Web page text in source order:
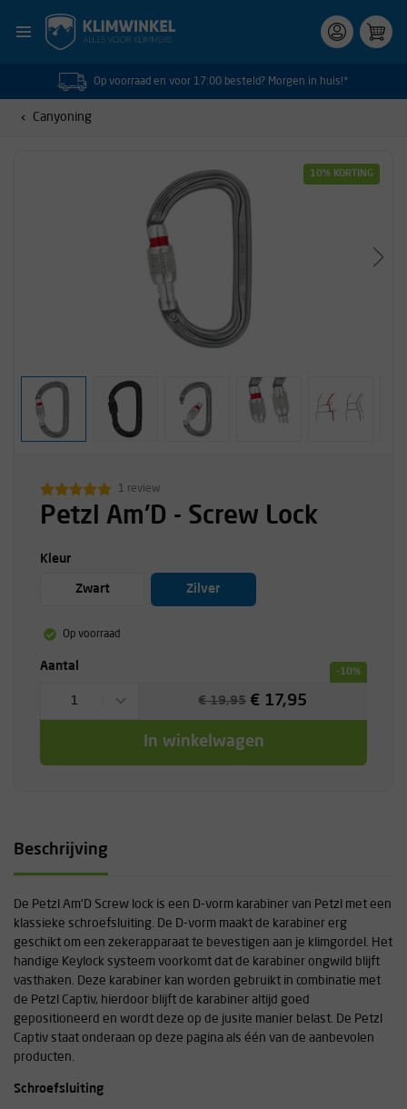
Op voorraad en voor 17:00 besteld? Morgen in huis!*
Canyoning
10% KORTING
1 review
Petzl Am'D - Screw Lock
Kleur
Zwart Zilver
Op voorraad
Aantal -10%
1 € 19,95 € 17,95
In winkelwagen
Beschrijving
De Petzl Am'D Screw lock is een D-vorm karabiner van Petzl met een
klassieke schroefsluiting. De D-vorm maakt de karabiner erg
geschikt om een zekerapparaat te bevestigen aan je klimgordel. Het
handige Keylock systeem voorkomt dat de karabiner ongwild blijft
vasthaken. Deze karabiner kan worden gebruikt in combinatie met
de Petzl Captiv, hierdoor blijft de karabiner altijd goed
gepositioneerd en wordt deze op de jusite manier belast. De Petzl
Captiv staat onderaan op deze pagina als één van de aanbevolen
producten.
Schroefsluiting